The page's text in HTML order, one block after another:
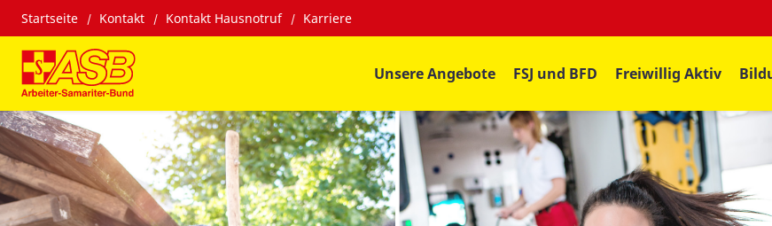
Startseite Kontakt Kontakt Hausnotruf Karriere
Unsere Angebote FSJ und BFD Freiwillig Aktiv